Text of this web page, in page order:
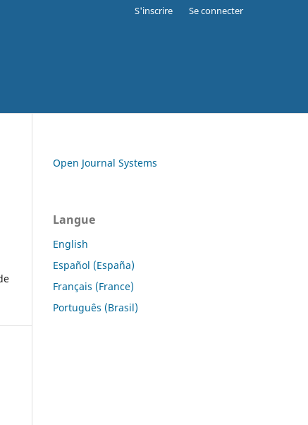
S'inscrire Se connecter
Open Journal Systems
Langue
English
Español (España)
Français (France)
Português (Brasil)